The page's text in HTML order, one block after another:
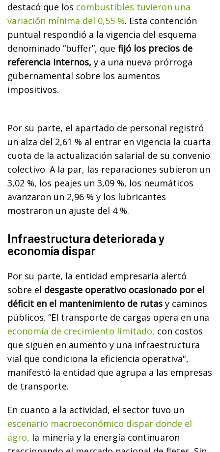
destacó que los combustibles tuvieron una
variación mínima del 0,55 %. Esta contención
puntual respondió a la vigencia del esquema
denominado “buffer”, que fijó los precios de
referencia internos, y a una nueva prórroga
gubernamental sobre los aumentos
impositivos.
Por su parte, el apartado de personal registró
un alza del 2,61 % al entrar en vigencia la cuarta
cuota de la actualización salarial de su convenio
colectivo. A la par, las reparaciones subieron un
3,02 %, los peajes un 3,09 %, los neumáticos
avanzaron un 2,96 % y los lubricantes
mostraron un ajuste del 4 %.
Infraestructura deteriorada y
economía dispar
Por su parte, la entidad empresaria alertó
sobre el desgaste operativo ocasionado por el
déficit en el mantenimiento de rutas y caminos
públicos. “El transporte de cargas opera en una
economía de crecimiento limitado, con costos
que siguen en aumento y una infraestructura
vial que condiciona la eficiencia operativa",
manifestó la entidad que agrupa a las empresas
de transporte.
En cuanto a la actividad, el sector tuvo un
escenario macroeconómico dispar donde el
agro, la minería y la energía continuaron